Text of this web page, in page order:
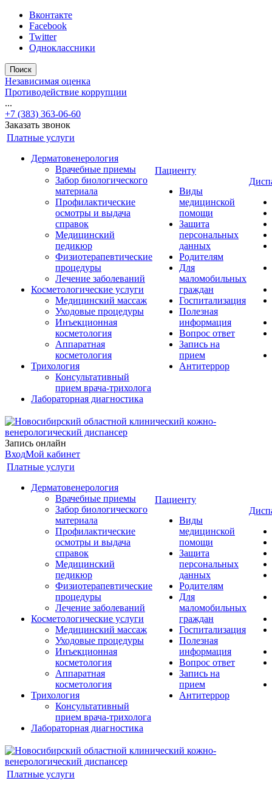
Вконтакте
Facebook
Twitter
Одноклассники
Поиск
Независимая оценка
Противодействие коррупции
...
+7 (383) 363-06-60
Заказать звонок
Платные услуги
Дерматовенерология
Врачебные приемы
Забор биологического
материала
Профилактические
осмотры и выдача
справок
Медицинский
педикюр
Физиотерапевтические
процедуры
Лечение заболеваний
Косметологические услуги
Медицинский массаж
Уходовые процедуры
Инъекционная
косметология
Аппаратная
косметология
Трихология
Консультативный
прием врача-трихолога
Лабораторная диагностика
Пациенту
Виды
медицинской
помощи
Защита
персональных
данных
Родителям
Для
маломобильных
граждан
Госпитализация
Полезная
информация
Вопрос ответ
Запись на
прием
Антитеррор
Запись онлайн
ВходМой кабинет
Платные услуги
Дерматовенерология
Врачебные приемы
Забор биологического
материала
Профилактические
осмотры и выдача
справок
Медицинский
педикюр
Физиотерапевтические
процедуры
Лечение заболеваний
Косметологические услуги
Медицинский массаж
Уходовые процедуры
Инъекционная
косметология
Аппаратная
косметология
Трихология
Консультативный
прием врача-трихолога
Лабораторная диагностика
Пациенту
Виды
медицинской
помощи
Защита
персональных
данных
Родителям
Для
маломобильных
граждан
Госпитализация
Полезная
информация
Вопрос ответ
Запись на
прием
Антитеррор
Платные услуги